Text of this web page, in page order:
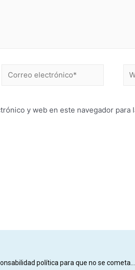
y web en este navegador para